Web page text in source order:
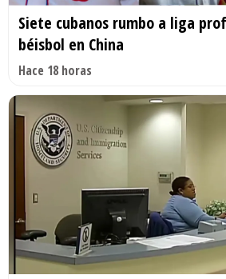
Siete cubanos rumbo a liga
béisbol en China
Hace 18 horas